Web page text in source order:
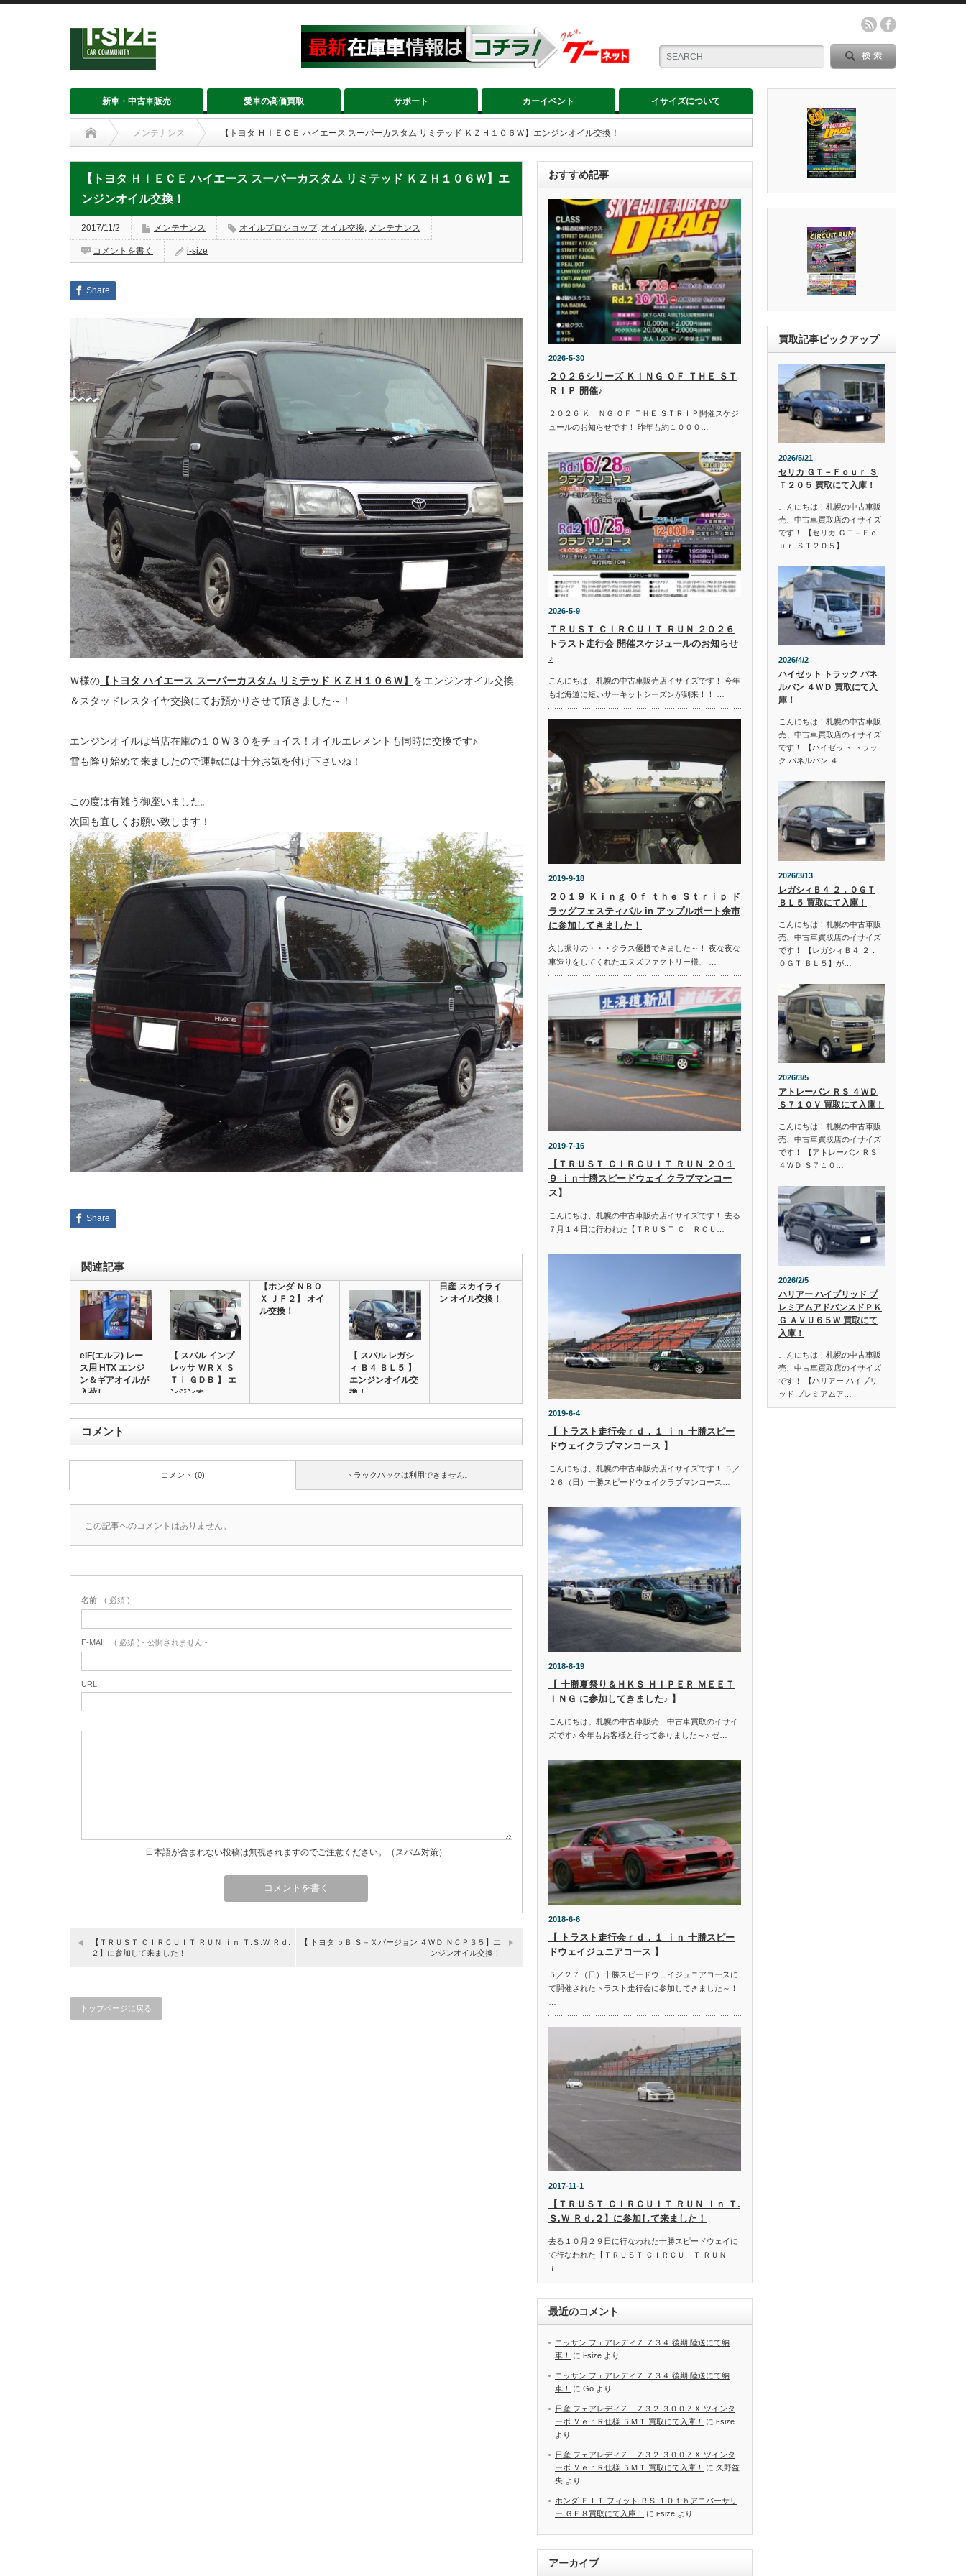
新車・中古車販売 愛車の高価買取 サポート カーイベント イサイズについて
メンテナンス 【トヨタ ＨＩＥＣＥ ハイエース スーパーカスタム リミテッド ＫＺＨ１０６Ｗ】エンジンオイル交換！
【トヨタ ＨＩＥＣＥ ハイエース スーパーカスタム リミテッド ＫＺＨ１０６Ｗ】エ
ンジンオイル交換！
2017/11/2 メンテナンス オイルプロショップ, オイル交換, メンテナンス
コメントを書く i-size
Share
Ｗ様の 【トヨタ ハイエース スーパーカスタム リミテッド ＫＺＨ１０６Ｗ】 をエンジンオイル交換
＆スタッドレスタイヤ交換にてお預かりさせて頂きました～！
エンジンオイルは当店在庫の１０Ｗ３０をチョイス！オイルエレメントも同時に交換です♪
雪も降り始めて来ましたので運転には十分お気を付け下さいね！
この度は有難う御座いました。
次回も宜しくお願い致します！
Share
関連記事
elF(エルフ) レー
ス用 HTX エンジ
ン＆ギアオイルが
入荷し…
【 スバル インプ
レッサ ＷＲＸ Ｓ
Ｔｉ ＧＤＢ 】 エ
ンジンオ…
【ホンダ ＮＢＯ
Ｘ ＪＦ２】 オイ
ル交換！
【 スバル レガシ
ィ Ｂ４ ＢＬ５ 】
エンジンオイル交
換！
日産 スカイライ
ン オイル交換！
コメント
トラックバックは利用できません。
コメント (0)
この記事へのコメントはありません。
名前 ( 必須 )
E-MAIL ( 必須 ) - 公開されません -
URL
日本語が含まれない投稿は無視されますのでご注意ください。（スパム対策）
【ＴＲＵＳＴ ＣＩＲＣＵＩＴ ＲＵＮ ｉｎ Ｔ.Ｓ.Ｗ Ｒｄ.
２】に参加して来ました！
【 トヨタ ｂＢ Ｓ－Ｘバージョン ４ＷＤ ＮＣＰ３５】エ
ンジンオイル交換！
トップページに戻る
おすすめ記事
2026-5-30
２０２６シリーズ ＫＩＮＧ ＯＦ ＴＨＥ ＳＴ
ＲＩＰ 開催♪
２０２６ ＫＩＮＧ ＯＦ ＴＨＥ ＳＴＲＩＰ開催スケジ
ュールのお知らせです！ 昨年も約１０００…
2026-5-9
ＴＲＵＳＴ ＣＩＲＣＵＩＴ ＲＵＮ ２０２６
トラスト走行会 開催スケジュールのお知らせ
♪
こんにちは、札幌の中古車販売店イサイズです！ 今年
も北海道に短いサーキットシーズンが到来！！ …
2019-9-18
２０１９ Ｋｉｎｇ Ｏｆ ｔｈｅ Ｓｔｒｉｐ ド
ラッグフェスティバル in アップルポート余市
に参加してきました！
久し振りの・・・クラス優勝できました～！ 夜な夜な
車造りをしてくれたエヌズファクトリー様、 …
2019-7-16
【ＴＲＵＳＴ ＣＩＲＣＵＩＴ ＲＵＮ ２０１
９ ｉｎ十勝スピードウェイ クラブマンコー
ス】
こんにちは、札幌の中古車販売店イサイズです！ 去る
７月１４日に行われた【ＴＲＵＳＴ ＣＩＲＣＵ…
2019-6-4
【 トラスト走行会ｒｄ．１ ｉｎ 十勝スピー
ドウェイクラブマンコース 】
こんにちは、札幌の中古車販売店イサイズです！ ５／
２６（日）十勝スピードウェイクラブマンコース…
2018-8-19
【 十勝夏祭り＆ＨＫＳ ＨＩＰＥＲ ＭＥＥＴ
ＩＮＧ に参加してきました♪ 】
こんにちは。札幌の中古車販売、中古車買取のイサイ
ズです♪ 今年もお客様と行って参りました～♪ ゼ…
2018-6-6
【 トラスト走行会ｒｄ．１ ｉｎ 十勝スピー
ドウェイジュニアコース 】
５／２７（日）十勝スピードウェイジュニアコースに
て開催されたトラスト走行会に参加してきました～！
2017-11-1
【ＴＲＵＳＴ ＣＩＲＣＵＩＴ ＲＵＮ ｉｎ Ｔ.
Ｓ.Ｗ Ｒｄ.２】に参加して来ました！
去る１０月２９日に行なわれた十勝スピードウェイに
て行なわれた【ＴＲＵＳＴ ＣＩＲＣＵＩＴ ＲＵＮ
ｉ…
最近のコメント
ニッサン フェアレディＺ Ｚ３４ 後期 陸送にて納
車！
に i-size より
ニッサン フェアレディＺ Ｚ３４ 後期 陸送にて納
車！
に Go より
日産 フェアレディＺ Ｚ３２ ３００ＺＸ ツインタ
ーボ ＶｅｒＲ仕様 ５ＭＴ 買取にて入庫！
に i-size
より
日産 フェアレディＺ Ｚ３２ ３００ＺＸ ツインタ
ーボ ＶｅｒＲ仕様 ５ＭＴ 買取にて入庫！
に 久野益
央 より
ホンダ ＦＩＴ フィット ＲＳ １０ｔｈアニバーサリ
ー ＧＥ８買取にて入庫！
に i-size より
アーカイブ
買取記事ピックアップ
2026/5/21
セリカ ＧＴ－Ｆｏｕｒ Ｓ
Ｔ２０５ 買取にて入庫！
こんにちは！札幌の中古車販
売、中古車買取店のイサイズ
です！ 【セリカ ＧＴ－Ｆｏ
ｕｒ ＳＴ２０５】…
2026/4/2
ハイゼット トラック パネ
ルバン ４ＷＤ 買取にて入
庫！
こんにちは！札幌の中古車販
売、中古車買取店のイサイズ
です！ 【ハイゼット トラッ
ク パネルバン ４…
2026/3/13
レガシィＢ４ ２．０ＧＴ
ＢＬ５ 買取にて入庫！
こんにちは！札幌の中古車販
売、中古車買取店のイサイズ
です！ 【レガシィＢ４ ２．
０ＧＴ ＢＬ５】が…
2026/3/5
アトレーバン ＲＳ ４ＷＤ
Ｓ７１０Ｖ 買取にて入庫！
こんにちは！札幌の中古車販
売、中古車買取店のイサイズ
です！ 【アトレーバン ＲＳ
４ＷＤ Ｓ７１０…
2026/2/5
ハリアー ハイブリッド プ
レミアムアドバンスドＰＫ
Ｇ ＡＶＵ６５Ｗ 買取にて
入庫！
こんにちは！札幌の中古車販
売、中古車買取店のイサイズ
です！ 【ハリアー ハイブリ
ッド プレミアムア…